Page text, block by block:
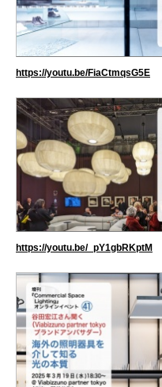
https://youtu.be/FiaCtmqsG5E
https://youtu.be/_pY1gbRKptM